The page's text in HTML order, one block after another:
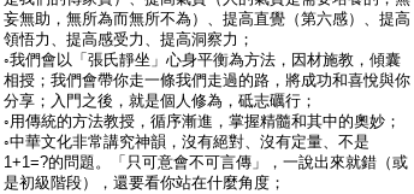
妄無助，無所為而無所不為）、提高直覺（第六感）、提高
領悟力、提高感受力、提高洞察力；
◦我們會以「張氏靜坐」心身平衡為方法，因材施教，傾囊
相授；我們會帶你走一條我們走過的路，將成功和喜悅與你
分享；入門之後，就是個人修為，砥志礪行；
◦用傳統的方法教授，循序漸進，掌握精髓和其中的奧妙；
◦中華文化非常講究神韻，沒有絕對、沒有定量、不是
1+1=?的問題。「只可意會不可言傳」，一說出來就錯（或
是初級階段），還要看你站在什麼角度；